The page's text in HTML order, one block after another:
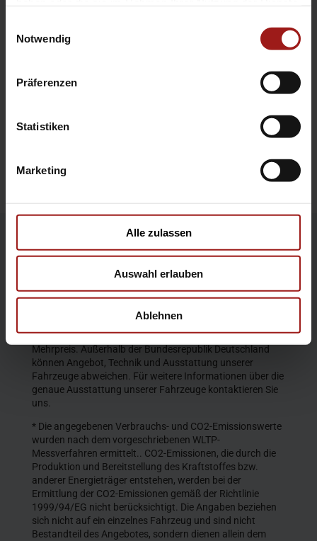
Notwendig
Präferenzen
Statistiken
Marketing
Alle zulassen
Auswahl erlauben
Ablehnen
Ebbinghaus in Unna
Garantie
Die Produktbeschreibungen und Abbildungen enthalten
teilweise auch Sonderausstattungen, die nicht zum
entspricht dem Stand bei Veröffentlichung. Wir behalten
Die abgebildeten Farben geben den wirklichen Farbton nur
annähernd wieder. Gezeigte Sonderausstattungen gegen
Mehrpreis. Außerhalb der Bundesrepublik Deutschland
können Angebot, Technik und Ausstattung unserer
Fahrzeuge abweichen. Für weitere Informationen über die
genaue Ausstattung unserer Fahrzeuge kontaktieren Sie
uns.
* Die angegebenen Verbrauchs- und CO2-Emissionswerte
wurden nach dem vorgeschriebenen WLTP-
Messverfahren ermittelt.. CO2-Emissionen, die durch die
Produktion und Bereitstellung des Kraftstoffes bzw.
anderer Energieträger entstehen, werden bei der
Ermittlung der CO2-Emissionen gemäß der Richtlinie
1999/94/EG nicht berücksichtigt. Die Angaben beziehen
sich nicht auf ein einzelnes Fahrzeug und sind nicht
Bestandteil des Angebotes, sondern dienen allein dem